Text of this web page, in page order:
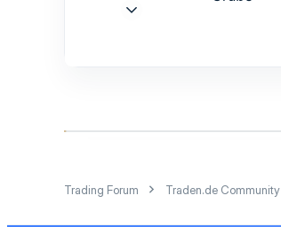
Trading Forum Traden.de Community